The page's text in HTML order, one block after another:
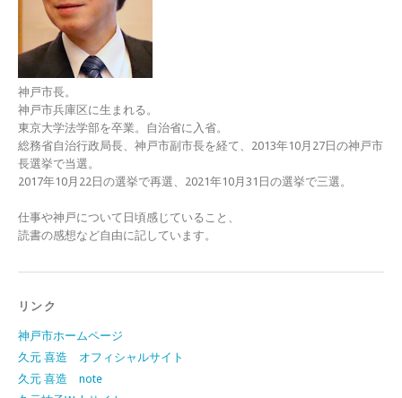
神戸市長。
神戸市兵庫区に生まれる。
東京大学法学部を卒業。自治省に入省。
総務省自治行政局長、神戸市副市長を経て、2013年10月27日の神戸市
長選挙で当選。
2017年10月22日の選挙で再選、2021年10月31日の選挙で三選。
仕事や神戸について日頃感じていること、
読書の感想など自由に記しています。
リンク
神戸市ホームページ
久元 喜造 オフィシャルサイト
久元 喜造 note